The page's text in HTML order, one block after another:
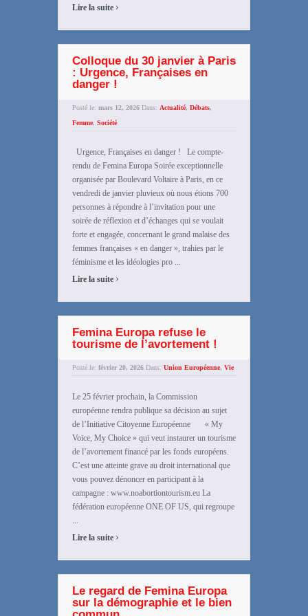
Lire la suite ›
Colloque du 30 janvier à Paris
: Urgence, Françaises en
danger !
Posté le: mars 12, 2026 Dans: Actualité, Débats,
Femme, Société
Urgence, Françaises en danger ! Le compte-
rendu de Femina Europa Soirée exceptionnelle
organisée par Boulevard Voltaire à Paris, en ce
vendredi de janvier pluvieux où nous étions 700
personnes à répondre à l’invitation pour une
soirée de réflexion et d’échanges qui se voulait
forte et engagée, concernant le grand malaise des
femmes françaises « en danger », trahies par le
féminisme et les idéologies pro ...
Lire la suite ›
Femina Europa refuse le
tourisme de l’avortement !
Posté le: février 20, 2026 Dans: Union Européenne, Vie
Le 25 février prochain, la Commission
européenne rendra publique sa décision au sujet
de l’Initiative Citoyenne Européenne « My
Voice, My Choice » qui veut instaurer un tourisme
de l’avortement financé par les fonds européens.
C’est une atteinte grave au droit international que
vous pouvez dénoncer en participant à la
campagne : www.noabortiontourism.eu La
fédération européenne ONE OF US, qui regroupe
...
Lire la suite ›
Le regard de Femina Europa
sur la démographie et le bien